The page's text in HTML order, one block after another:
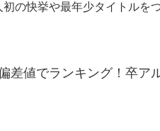
の快挙や最年少タイトルを
差値でランキング！卒ア